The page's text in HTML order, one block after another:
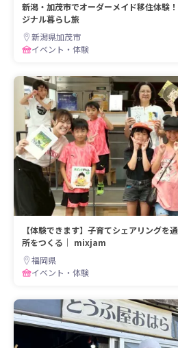
新潟・加茂市でオーダーメイド移住体験
ジナル暮らし旅
新潟県加茂市
イベント・体験
【体験できます】子育てシェアリングを
所をつくる｜ mixjam
福岡県
イベント・体験